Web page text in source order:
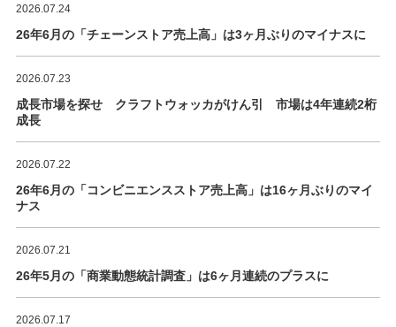
2026.07.24
26年6月の「チェーンストア売上高」は3ヶ月ぶりのマイナスに
2026.07.23
成長市場を探せ クラフトウォッカがけん引 市場は4年連続2桁
成長
2026.07.22
26年6月の「コンビニエンスストア売上高」は16ヶ月ぶりのマイ
ナス
2026.07.21
26年5月の「商業動態統計調査」は6ヶ月連続のプラスに
2026.07.17